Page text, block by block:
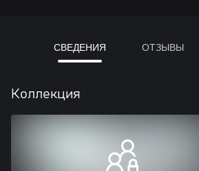
СВЕДЕНИЯ ОТЗЫВЫ
Коллекция